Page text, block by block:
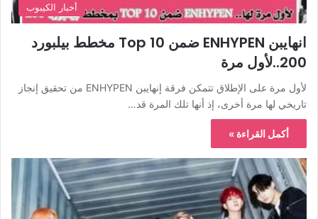
أخبار الكيبوب
انهايبن ENHYPEN ضمن Top 10 مخطط بيلبورد
200..لأول مرة
لأول مرة على الإطلاق تتمكن فرقة إنهايبن ENHYPEN من تحقيق إنجاز
تاريخي لها مرة أخرى، إذ أنها تلك المرة قد…
أكمل القراءة »